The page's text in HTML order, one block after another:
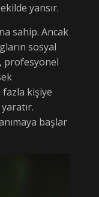
yansır.
sahip. Ancak
sosyal
profesyonel
kişiye
başlar